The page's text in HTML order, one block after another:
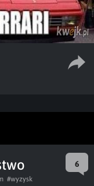
6
#wyzysk